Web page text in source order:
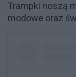
Trampki noszą
modowe oraz